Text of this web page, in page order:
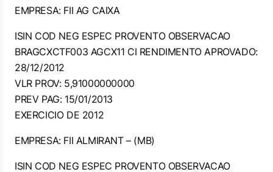
EMPRESA: FII AG CAIXA
ISIN COD NEG ESPEC PROVENTO OBSERVACAO
BRAGCXCTF003 AGCX11 CI RENDIMENTO APROVADO:
28/12/2012
VLR PROV: 5,91000000000
PREV PAG: 15/01/2013
EXERCICIO DE 2012
EMPRESA: FII ALMIRANT – (MB)
ISIN COD NEG ESPEC PROVENTO OBSERVACAO